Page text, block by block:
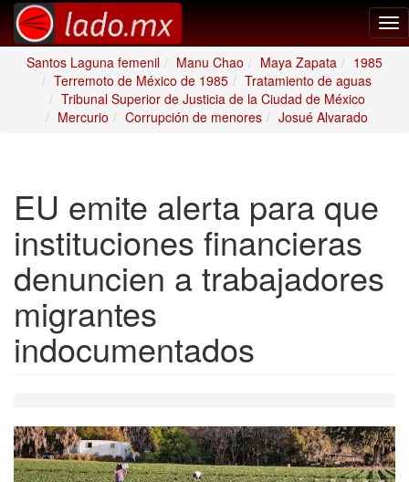
Santos Laguna femenil
Manu Chao Maya Zapata
1985
Terremoto de México de 1985
Tratamiento de aguas
Tribunal Superior de Justicia de la Ciudad de México
Mercurio
Corrupción de menores Josué Alvarado
EU emite alerta para que
instituciones financieras
denuncien a trabajadores
migrantes
indocumentados